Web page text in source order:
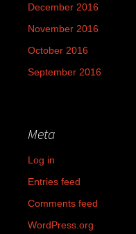
December 2016
November 2016
October 2016
September 2016
Meta
Log in
Entries feed
Comments feed
WordPress.org